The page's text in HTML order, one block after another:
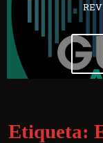
Etiqueta: